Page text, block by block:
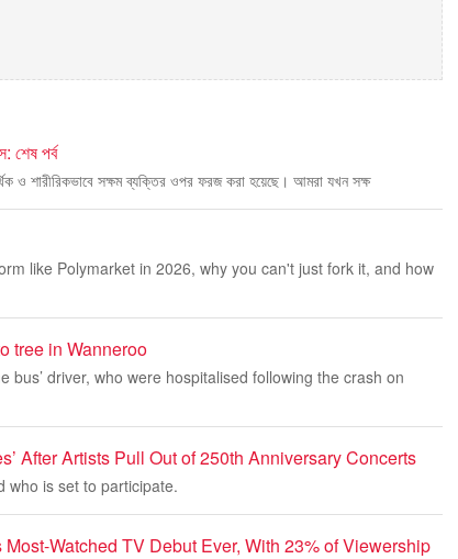
শেষ পর্ব
শারীরিকভাবে সক্ষম ব্যক্তির ওপর ফরজ করা হয়েছে। আমরা যখন সক্ষ
like Polymarket in 2026, why you can't just fork it, and how
tree in Wanneroo
driver, who were hospitalised following the crash on
After Artists Pull Out of 250th Anniversary Concerts
who is set to participate.
Most-Watched TV Debut Ever, With 23% of Viewership